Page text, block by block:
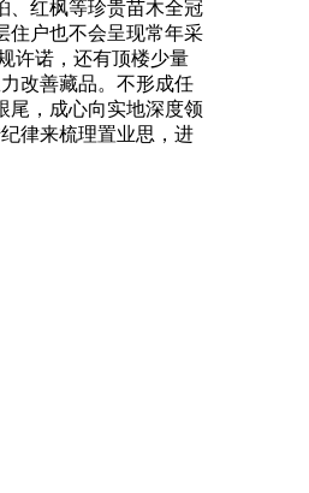
、红枫等珍贵苗木全冠
住户也不会呈现常年采
许诺，还有顶楼少量
改善藏品。不形成任
尾，成心向实地深度领
律来梳理置业思，进